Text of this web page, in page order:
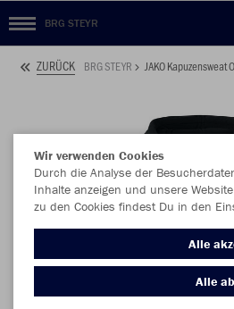
BRG STEYR
ZURÜCK BRG STEYR JAKO Kapuzensweat
Wir verwenden Cookies
Durch die Analyse der
Inhalte anzeigen und unsere
zu den Cookies findest Du in den
Alle
Alle